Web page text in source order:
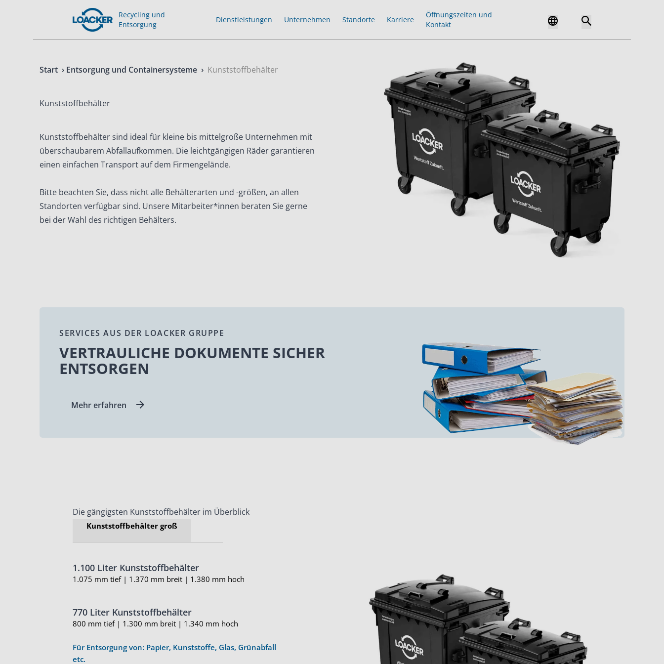
Recycling und
Entsorgung
Dienstleistungen Unternehmen Standorte Karriere
Öffnungszeiten und
Kontakt
Start › Entsorgung und Containersysteme › Kunststoffbehälter
Kunststoffbehälter
Kunststoffbehälter sind ideal für kleine bis mittelgroße Unternehmen mit
überschaubarem Abfallaufkommen. Die leichtgängigen Räder garantieren
einen einfachen Transport auf dem Firmengelände.
Bitte beachten Sie, dass nicht alle Behälterarten und -größen, an allen
Standorten verfügbar sind. Unsere Mitarbeiter*innen beraten Sie gerne
bei der Wahl des richtigen Behälters.
SERVICES AUS DER LOACKER GRUPPE
VERTRAULICHE DOKUMENTE SICHER
ENTSORGEN
Mehr erfahren
Die gängigsten Kunststoffbehälter im Überblick
Kunststoffbehälter groß
1.100 Liter Kunststoffbehälter
1.075 mm tief | 1.370 mm breit | 1.380 mm hoch
770 Liter Kunststoffbehälter
800 mm tief | 1.300 mm breit | 1.340 mm hoch
Für Entsorgung von: Papier, Kunststoffe, Glas, Grünabfall
etc.